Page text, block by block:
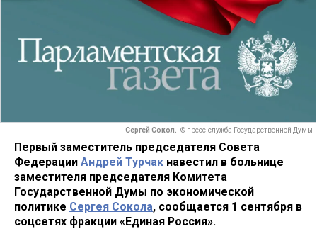
Сергей Сокол. © пресс-служба Государственной Думы
Первый заместитель председателя Совета
Федерации Андрей Турчак навестил в больнице
заместителя председателя Комитета
Государственной Думы по экономической
политике Сергея Сокола, сообщается 1 сентября в
соцсетях фракции «Единая Россия».